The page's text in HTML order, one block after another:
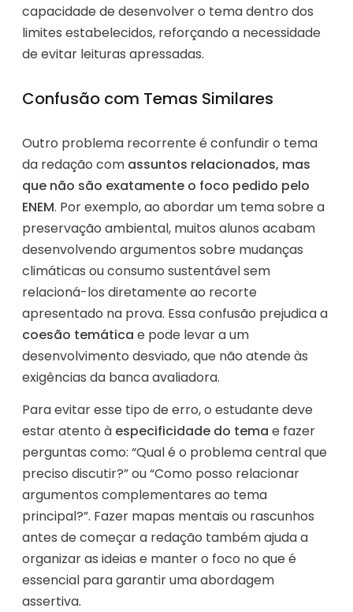
capacidade de desenvolver o tema dentro dos
limites estabelecidos, reforçando a necessidade
de evitar leituras apressadas.
Confusão com Temas Similares
Outro problema recorrente é confundir o tema
da redação com assuntos relacionados, mas
que não são exatamente o foco pedido pelo
ENEM. Por exemplo, ao abordar um tema sobre a
preservação ambiental, muitos alunos acabam
desenvolvendo argumentos sobre mudanças
climáticas ou consumo sustentável sem
relacioná-los diretamente ao recorte
apresentado na prova. Essa confusão prejudica a
coesão temática e pode levar a um
desenvolvimento desviado, que não atende às
exigências da banca avaliadora.
Para evitar esse tipo de erro, o estudante deve
estar atento à especificidade do tema e fazer
perguntas como: “Qual é o problema central que
preciso discutir?” ou “Como posso relacionar
argumentos complementares ao tema
principal?”. Fazer mapas mentais ou rascunhos
antes de começar a redação também ajuda a
organizar as ideias e manter o foco no que é
essencial para garantir uma abordagem
assertiva.